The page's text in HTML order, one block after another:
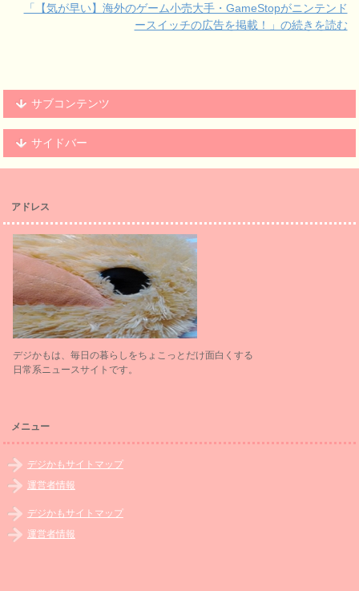
「【気が早い】海外のゲーム小売大手・GameStopがニンテンド
ースイッチの広告を掲載！」の続きを読む
サブコンテンツ
サイドバー
アドレス
デジかもは、毎日の暮らしをちょこっとだけ面白くする
日常系ニュースサイトです。
メニュー
デジかもサイトマップ
運営者情報
デジかもサイトマップ
運営者情報